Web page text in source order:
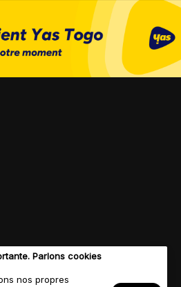
Parlons cookies
nos propres